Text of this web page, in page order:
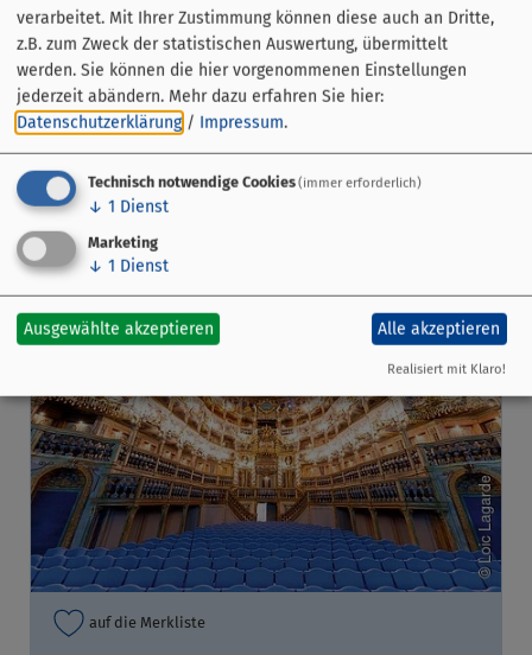
auf die Merkliste
Bayreuth
25.10.26
Führungen
Barocke Theaterillusion & moderne
Formensprache
auf die Merkliste
verarbeitet. Mit Ihrer Zustimmung können diese auch an Dritte,
z.B. zum Zweck der statistischen Auswertung, übermittelt
werden. Sie können die hier vorgenommenen Einstellungen
jederzeit abändern. Mehr dazu erfahren Sie hier:
Datenschutzerklärung / Impressum.
Technisch notwendige Cookies(immer erforderlich)
↓ 1 Dienst
Marketing
↓ 1 Dienst
Ausgewählte akzeptieren Alle akzeptieren
Realisiert mit Klaro!